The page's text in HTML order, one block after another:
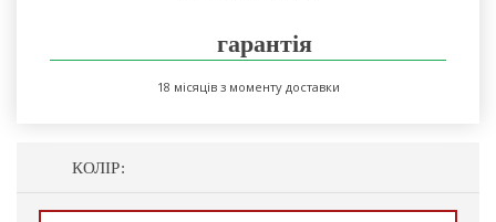
гарантія
18 місяців з моменту доставки
КОЛІР: